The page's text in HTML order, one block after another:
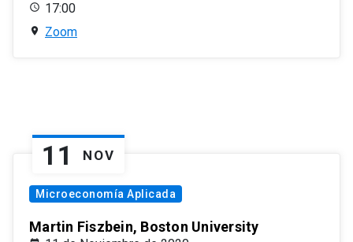
17:00
Zoom
11 NOV
Microeconomía Aplicada
Martin Fiszbein, Boston University